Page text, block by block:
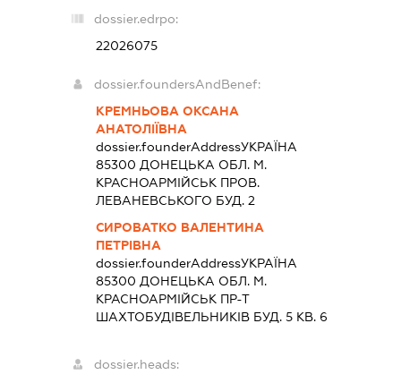
dossier.edrpo:
22026075
dossier.foundersAndBenef:
КРЕМНЬОВА ОКСАНА
АНАТОЛІЇВНА
dossier.founderAddressУКРАЇНА
85300 ДОНЕЦЬКА ОБЛ. М.
КРАСНОАРМІЙСЬК ПРОВ.
ЛЕВАНЕВСЬКОГО БУД. 2
СИРОВАТКО ВАЛЕНТИНА
ПЕТРІВНА
dossier.founderAddressУКРАЇНА
85300 ДОНЕЦЬКА ОБЛ. М.
КРАСНОАРМІЙСЬК ПР-Т
ШАХТОБУДІВЕЛЬНИКІВ БУД. 5 КВ. 6
dossier.heads: